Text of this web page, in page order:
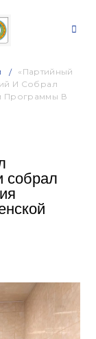
«Партийный
И Собрал
Программы В
собрал